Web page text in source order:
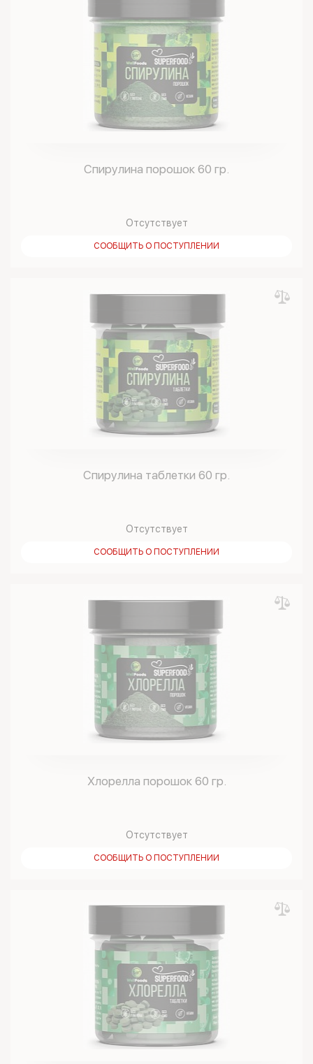
Спирулина порошок 60 гр.
Отсутствует
СООБЩИТЬ О ПОСТУПЛЕНИИ
Спирулина таблетки 60 гр.
Отсутствует
СООБЩИТЬ О ПОСТУПЛЕНИИ
Хлорелла порошок 60 гр.
Отсутствует
СООБЩИТЬ О ПОСТУПЛЕНИИ